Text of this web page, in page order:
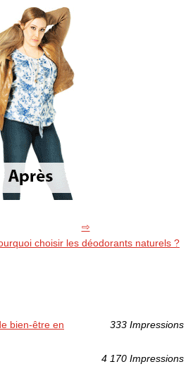
choisir les déodorants naturels ?
bien‑être en
333 Impressions
4 170 Impressions